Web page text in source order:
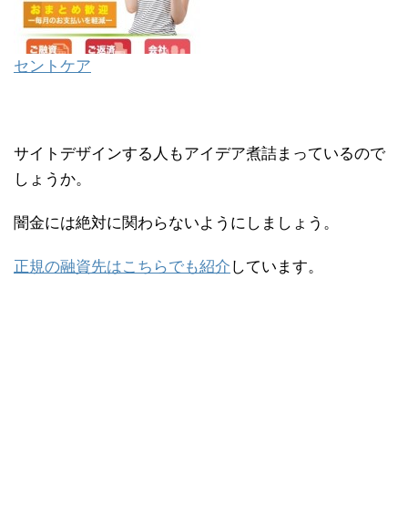
セントケア
サイトデザインする人もアイデア煮詰まっているので
しょうか。
闇金には絶対に関わらないようにしましょう。
正規の融資先はこちらでも紹介 しています。